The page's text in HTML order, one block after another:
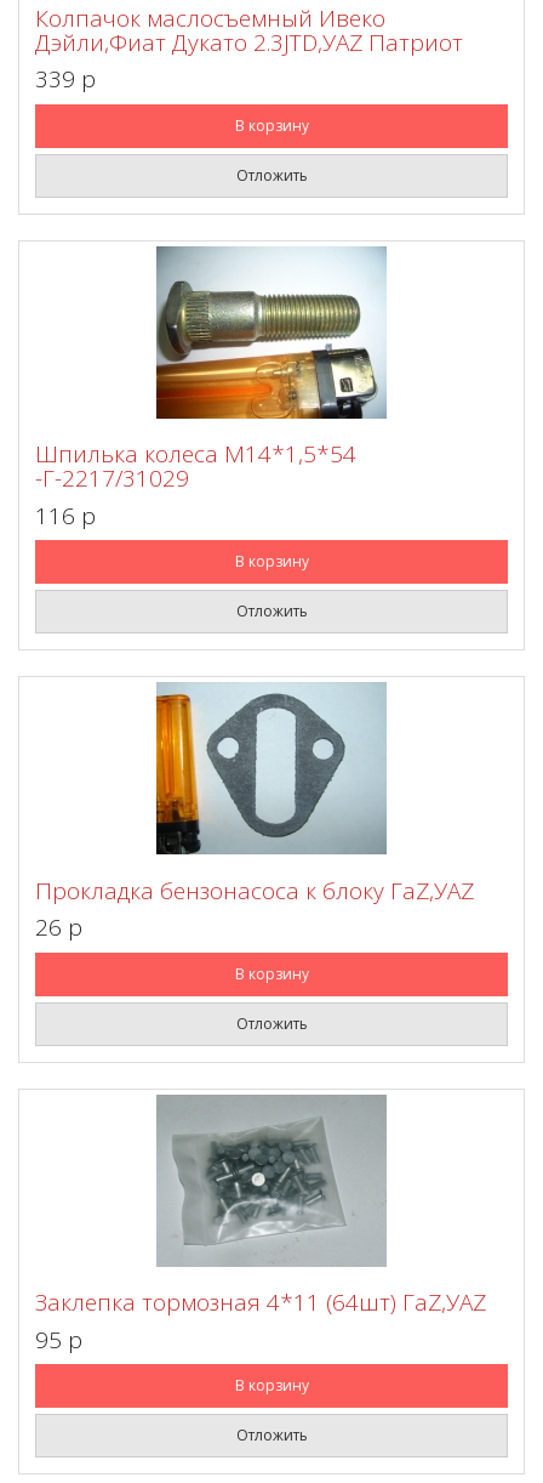
Колпачок маслосъемный Ивеко
Дэйли,Фиат Дукато 2.3JTD,УАZ Патриот
339 p
В корзину
Отложить
Шпилька колеса М14*1,5*54
-Г-2217/31029
116 p
В корзину
Отложить
Прокладка бензонасоса к блоку ГаZ,УАZ
26 p
В корзину
Отложить
Заклепка тормозная 4*11 (64шт) ГаZ,УАZ
95 p
В корзину
Отложить